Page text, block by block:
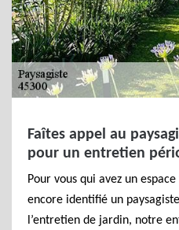
Faîtes appel au
pour un entretien
Pour vous qui avez un
encore identifié un
l’entretien de jardin, notre